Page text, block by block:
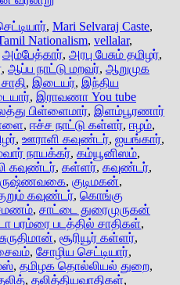
, Mari Selvaraj Caste,
Nationalism, vellalar,
அம்பேத்கார், அரபு பேசும் தமிழர்,
, ஆப்ப நாட்டு மறவர், ஆறுமுக
, இடையர், இந்திய
, இராவணா You tube
பிள்ளைமார், இளம்பூரணார்
, ஈச்ச நாட்டு கள்ளர், ஈழம்,
, ஊராளி கவுண்டர், ஐயங்கார்,
நாயக்கர், கம்யூனிஸம்,
கவுண்டர், கள்ளர், கவுண்டர்,
, குடிமகன்,
கவுண்டர், கொங்கு
, சாட்டை துரைமுருகன்
பரம்ரை படத்தில் சாதிகள்,
சுருதிமான், சூரியூர் கள்ளர்,
, சோழிய செட்டியார்,
, தமிழக தொல்லியல் துறை,
, தலித்தியவாதிகள்,